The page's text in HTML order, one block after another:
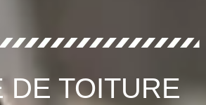
DE TOITURE